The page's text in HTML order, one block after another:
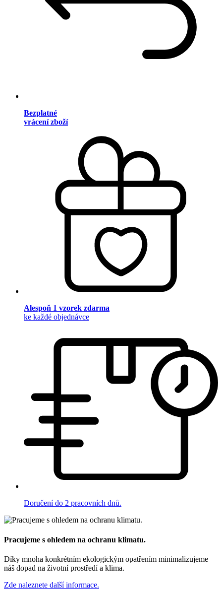
Bezplatné
vrácení zboží
Alespoň 1 vzorek zdarma
ke každé objednávce
Doručení do 2 pracovních dnů.
Pracujeme s ohledem na ochranu klimatu.
Díky mnoha konkrétním ekologickým opatřením minimalizujeme
náš dopad na životní prostředí a klima.
Zde naleznete další informace.